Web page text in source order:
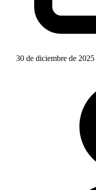
30 de diciembre de 2025